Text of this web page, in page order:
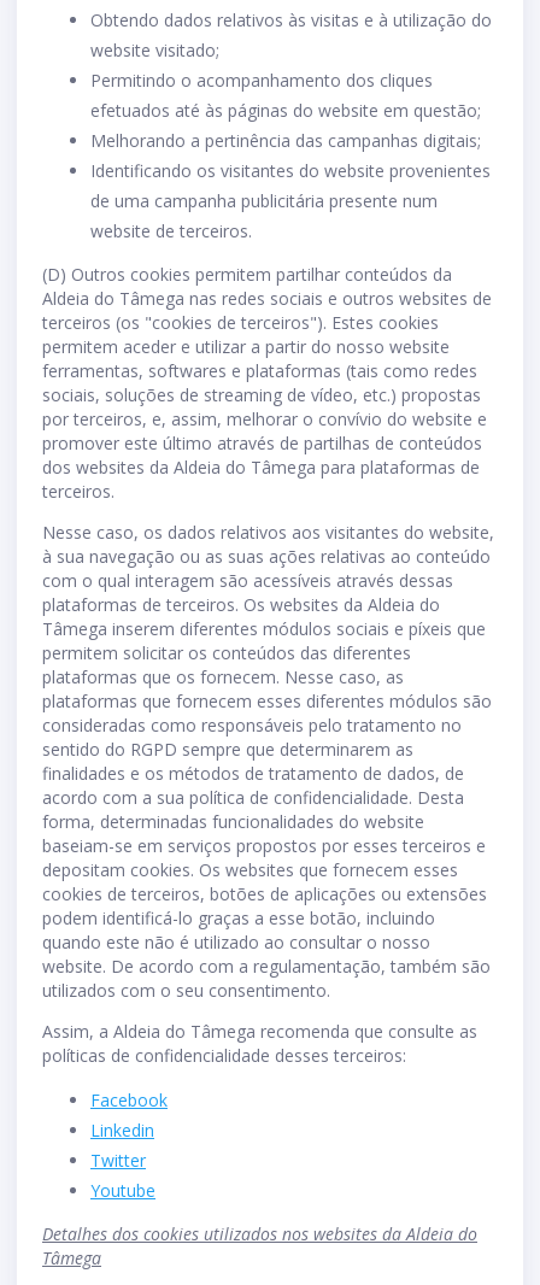
Obtendo dados relativos às visitas e à utilização do
website visitado;
Permitindo o acompanhamento dos cliques
efetuados até às páginas do website em questão;
Melhorando a pertinência das campanhas digitais;
Identificando os visitantes do website provenientes
de uma campanha publicitária presente num
website de terceiros.
(D) Outros cookies permitem partilhar conteúdos da
Aldeia do Tâmega nas redes sociais e outros websites de
terceiros (os "cookies de terceiros"). Estes cookies
permitem aceder e utilizar a partir do nosso website
ferramentas, softwares e plataformas (tais como redes
sociais, soluções de streaming de vídeo, etc.) propostas
por terceiros, e, assim, melhorar o convívio do website e
promover este último através de partilhas de conteúdos
dos websites da Aldeia do Tâmega para plataformas de
terceiros.
Nesse caso, os dados relativos aos visitantes do website,
à sua navegação ou as suas ações relativas ao conteúdo
com o qual interagem são acessíveis através dessas
plataformas de terceiros. Os websites da Aldeia do
Tâmega inserem diferentes módulos sociais e píxeis que
permitem solicitar os conteúdos das diferentes
plataformas que os fornecem. Nesse caso, as
plataformas que fornecem esses diferentes módulos são
consideradas como responsáveis pelo tratamento no
sentido do RGPD sempre que determinarem as
finalidades e os métodos de tratamento de dados, de
acordo com a sua política de confidencialidade. Desta
forma, determinadas funcionalidades do website
baseiam-se em serviços propostos por esses terceiros e
depositam cookies. Os websites que fornecem esses
cookies de terceiros, botões de aplicações ou extensões
podem identificá-lo graças a esse botão, incluindo
quando este não é utilizado ao consultar o nosso
website. De acordo com a regulamentação, também são
utilizados com o seu consentimento.
Assim, a Aldeia do Tâmega recomenda que consulte as
políticas de confidencialidade desses terceiros:
Facebook
Linkedin
Twitter
Youtube
Detalhes dos cookies utilizados nos websites daAldeia do
Tâmega